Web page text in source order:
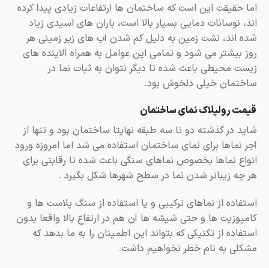
اما حقیقت این است که ساختمان ها ارتفاعات زیادی پیدا کرده
اند، نوسانات دمایی بسیار بالا است، باران های اسیدی زیاد
شده اند، نشت زمین به دلیل کم شدن آب های زیر زمینی هر
روز بیشتر می شود و تمامی این عوامل به همراه آلاینده های
زیست محیطی باعث شده تا دیگر نتوان به ثبات نما در
ساختمان خیلی دلخوش بود.
قیمت رولپلاک نمای ساختمان
شاید در گذشته دو تا سه طبقه نهایتا ساختمان بود و تنها از
آجر نماها برای نمای ساختمان استفاده می شد اما امروزه ورود
انواع نماها بخصوص نماهای سنگی باعث شده تا رقابتی برای
هر چه زیباتر شدن نما در سطح شهرها شکل بگیرد .
استفاده از نماهای ترکیبی و یا استفاده از سنگ پلاست ها و
کامپوزیت ها و حتی شیشه ها آن هم در ارتفاع بالا واقعا بدون
استفاده از تکنیکی که بتواند این اطمینان را به ما بدهد که
مشکلی به نام خطر نخواهیم داشت.